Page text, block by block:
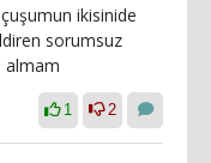
ikisinide
sorumsuz
almam
1 2